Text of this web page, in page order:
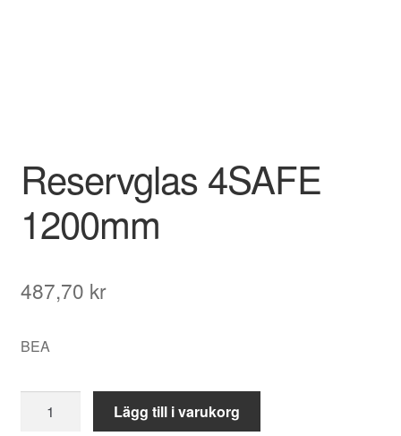
Reservglas 4SAFE
1200mm
487,70 kr
BEA
4SAFE
Lägg till i varukorg